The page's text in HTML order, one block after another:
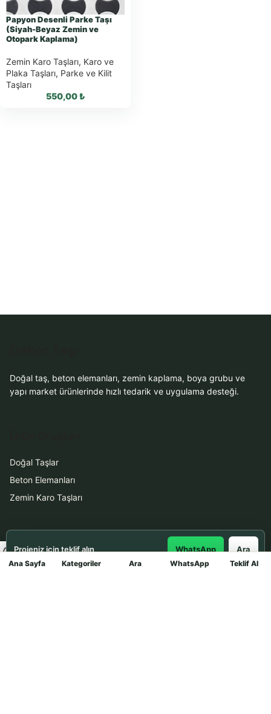
Papyon Desenli Parke Taşı
(Siyah-Beyaz Zemin ve
Otopark Kaplama)
Zemin Karo Taşları, Karo ve
Plaka Taşları, Parke ve Kilit
Taşları
550,00₺
Ana Sayfa Kategoriler Ara WhatsApp Teklif Al
Doğal taş, beton elemanları, zemin kaplama, boya grubu ve
yapı market ürünlerinde hızlı tedarik ve uygulama desteği.
Doğal Taşlar
Beton Elemanları
Zemin Karo Taşları
Hizmetler
Uygulama
Projeniz için teklif alın WhatsApp Ara